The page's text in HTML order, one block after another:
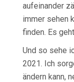
aufeinander
immer sehen
finden. Es
Und so sehe
2021. Ich
ändern kann,